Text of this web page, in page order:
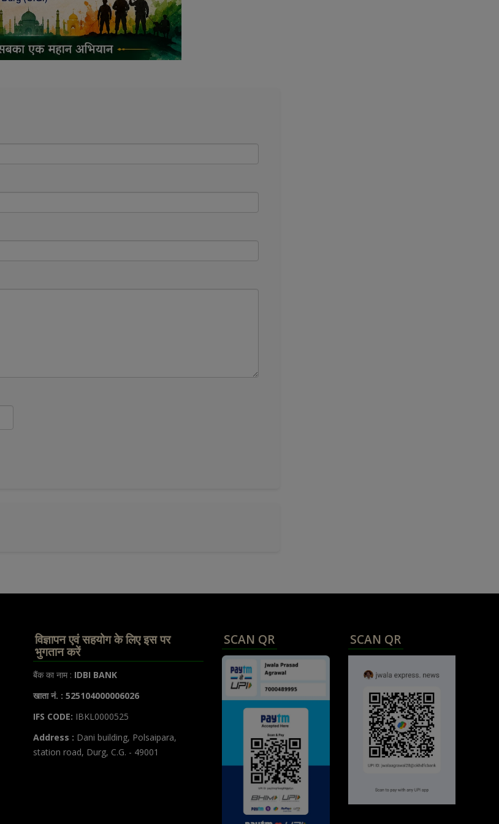
विज्ञापन एवं सहयोग के लिए इस पर
भुगतान करें
बैंक का नाम : IDBI BANK
खाता नं. : 525104000006026
IFS CODE: IBKL0000525
Address : Dani building, Polsaipara,
station road, Durg, C.G. - 49001
SCAN QR SCAN QR